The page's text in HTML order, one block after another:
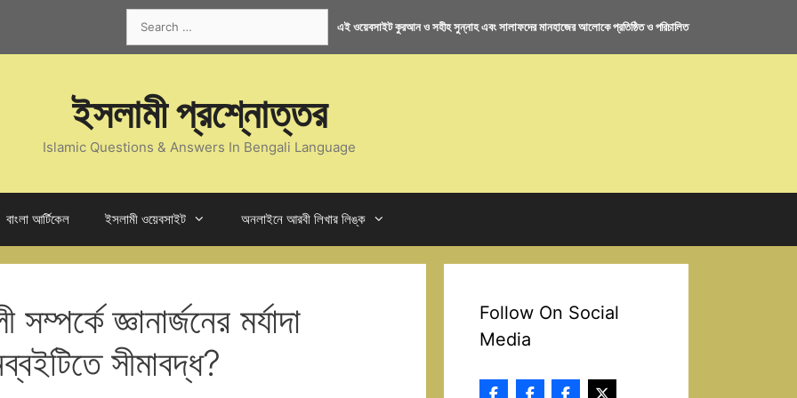
for:
এই ওয়েবসাইট কুরআন ও সহীহ সুন্নাহ এবং সালাফদের মানহাজের আলোকে প্রতিষ্ঠিত ও পরিচালিত
ইসলামী প্রশ্নোত্তর
Islamic Questions & Answers In Bengali Language
বাংলা আর্টিকেল ইসলামী ওয়েবসাইট অনলাইনে আরবী লিখার লিঙ্ক
জ্ঞানার্জনের মর্যাদা
সীমাবদ্ধ?
Follow On Social
Media